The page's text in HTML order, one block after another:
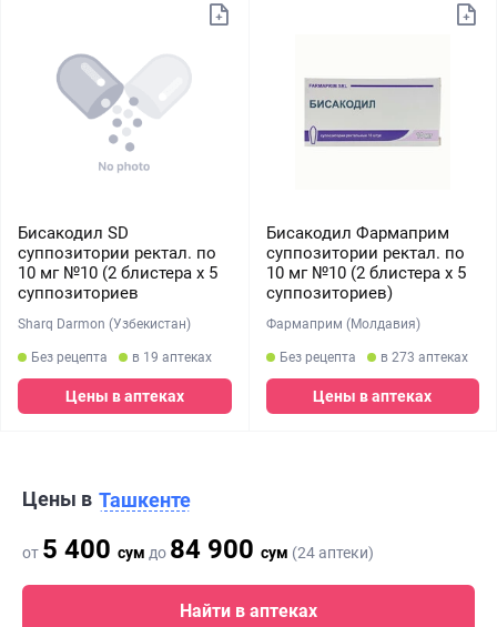
Бисакодил SD
суппозитории ректал. по
10 мг №10 (2 блистера х 5
суппозиториев
Sharq Darmon (Узбекистан)
Без рецепта в 19 аптеках
Цены в аптеках
Бисакодил Фармаприм
суппозитории ректал. по
10 мг №10 (2 блистера х 5
суппозиториев)
Фармаприм (Молдавия)
Без рецепта в 273 аптеках
Цены в аптеках
Цены в Ташкенте
от 5 400 сум до 84 900 сум (24 аптеки)
Найти в аптеках